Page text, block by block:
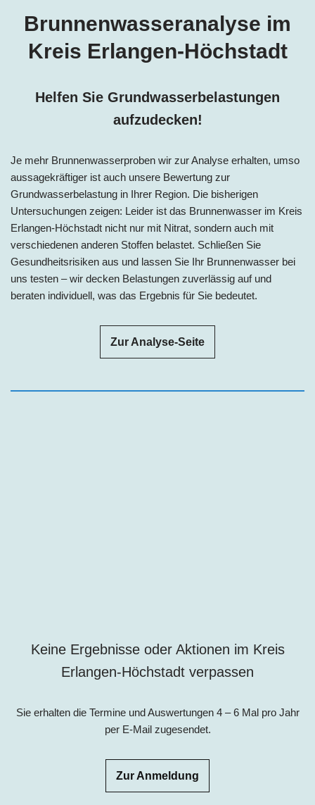
Brunnenwasseranalyse im
Kreis Erlangen-Höchstadt
Helfen Sie Grundwasserbelastungen
aufzudecken!
Je mehr Brunnenwasserproben wir zur Analyse erhalten, umso
aussagekräftiger ist auch unsere Bewertung zur
Grundwasserbelastung in Ihrer Region. Die bisherigen
Untersuchungen zeigen: Leider ist das Brunnenwasser im Kreis
Erlangen-Höchstadt nicht nur mit Nitrat, sondern auch mit
verschiedenen anderen Stoffen belastet. Schließen Sie
Gesundheitsrisiken aus und lassen Sie Ihr Brunnenwasser bei
uns testen – wir decken Belastungen zuverlässig auf und
beraten individuell, was das Ergebnis für Sie bedeutet.
Zur Analyse-Seite
Keine Ergebnisse oder Aktionen im Kreis
Erlangen-Höchstadt verpassen
Sie erhalten die Termine und Auswertungen 4 – 6 Mal pro Jahr
per E-Mail zugesendet.
Zur Anmeldung